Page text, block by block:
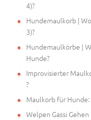
4)?
Hundemaulkorb |
3)?
Hundemaulkörbe |
Hunde?
Improvisierter
?
Maulkorb für
Welpen Gassi